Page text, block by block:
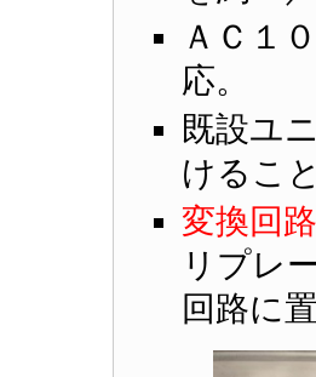
ＡＣ１
応。
既設ユ
けるこ
変換回
リプレ
回路に